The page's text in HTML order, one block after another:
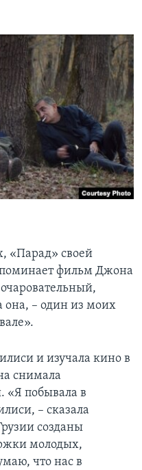
«Парад» своей
фильм Джона
она, – один из моих
и изучала кино в
снимала
побывала в
– сказала
созданы
молодых,
что нас в